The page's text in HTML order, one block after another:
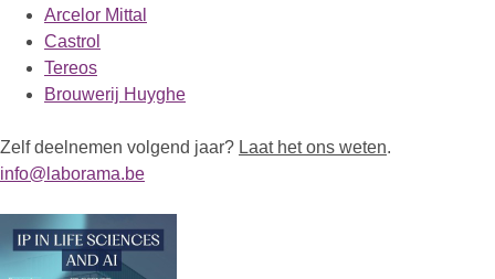
Arcelor Mittal
Castrol
Tereos
Brouwerij Huyghe
Zelf deelnemen volgend jaar? Laat het ons weten.
info@laborama.be